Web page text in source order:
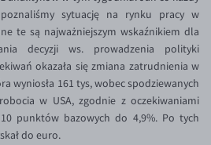
sytuację na rynku pracy w
te są najważniejszym wskaźnikiem dla
decyzji ws. prowadzenia polityki
okazała się zmiana zatrudnienia w
wyniosła 161 tys, wobec spodziewanych
w USA, zgodnie z oczekiwaniami
punktów bazowych do 4,9%. Po tych
do euro.